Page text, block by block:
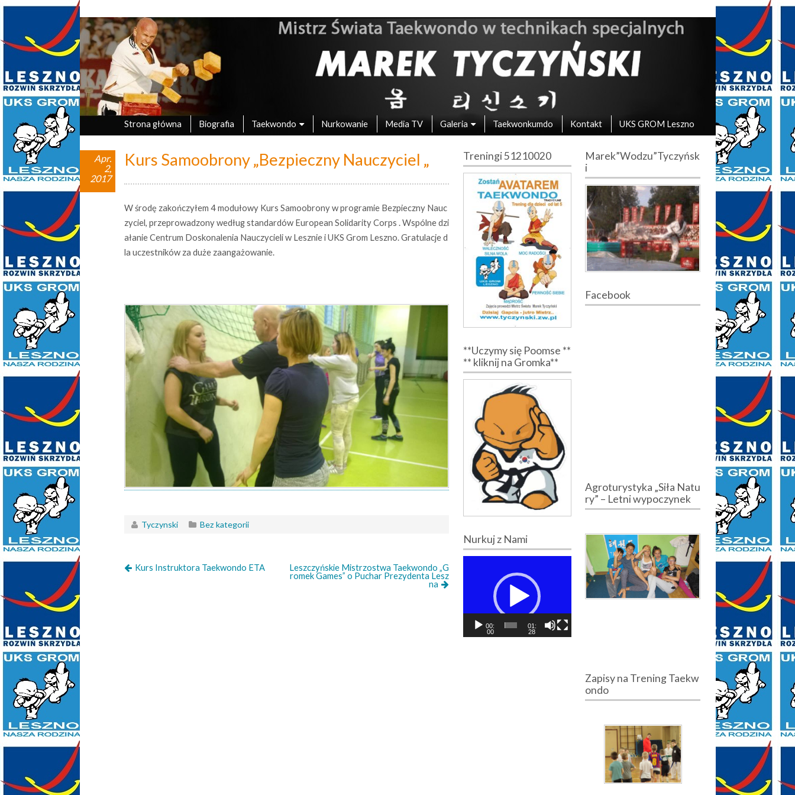
Marek Tyczyński – Mistrz Świata w Taekwondo
oficjalna strona UKS Grom Leszno
Strona główna Biografia Taekwondo Nurkowanie Media TV Galeria Taekwonkumdo Kontakt UKS GROM Leszno
Kurs Samoobrony „Bezpieczny Nauczyciel „
Apr.
2,
2017
W środę zakończyłem 4 modułowy Kurs Samoobrony w programie Bezpieczny Nauc
zyciel, przeprowadzony według standardów European Solidarity Corps . Wspólne dzi
ałanie Centrum Doskonalenia Nauczycieli w Lesznie i UKS Grom Leszno. Gratulacje d
la uczestników za duże zaangażowanie.
Tyczynski Bez kategorii
Kurs Instruktora Taekwondo ETA Leszczyńskie Mistrzostwa Taekwondo „G
romek Games” o Puchar Prezydenta Lesz
na
Treningi 51210020
**Uczymy się Poomse **
** kliknij na Gromka**
Nurkuj z Nami
00:
00
01:
28
Marek”Wodzu”Tyczyńsk
i
Facebook
Agroturystyka „Siła Natu
ry” – Letni wypoczynek
Zapisy na Trening Taekw
ondo